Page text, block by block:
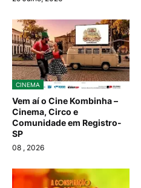
CINEMA
Vem aí o Cine Kombinha –
Cinema, Circo e
Comunidade em Registro-
SP
08 , 2026